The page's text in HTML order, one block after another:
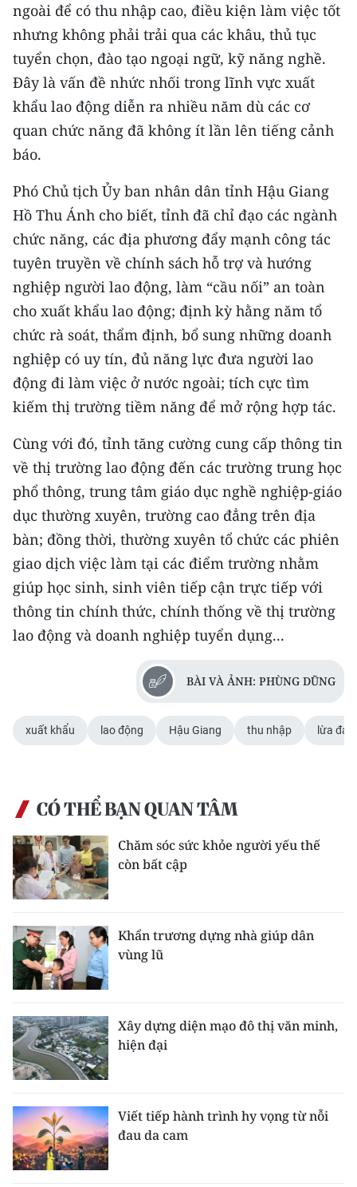
ngoài để có thu nhập cao, điều kiện làm việc tốt
nhưng không phải trải qua các khâu, thủ tục
tuyển chọn, đào tạo ngoại ngữ, kỹ năng nghề.
Đây là vấn đề nhức nhối trong lĩnh vực xuất
khẩu lao động diễn ra nhiều năm dù các cơ
quan chức năng đã không ít lần lên tiếng cảnh
báo.
Phó Chủ tịch Ủy ban nhân dân tỉnh Hậu Giang
Hồ Thu Ánh cho biết, tỉnh đã chỉ đạo các ngành
chức năng, các địa phương đẩy mạnh công tác
tuyên truyền về chính sách hỗ trợ và hướng
nghiệp người lao động, làm “cầu nối” an toàn
cho xuất khẩu lao động; định kỳ hằng năm tổ
chức rà soát, thẩm định, bổ sung những doanh
nghiệp có uy tín, đủ năng lực đưa người lao
động đi làm việc ở nước ngoài; tích cực tìm
kiếm thị trường tiềm năng để mở rộng hợp tác.
Cùng với đó, tỉnh tăng cường cung cấp thông tin
về thị trường lao động đến các trường trung học
phổ thông, trung tâm giáo dục nghề nghiệp-giáo
dục thường xuyên, trường cao đẳng trên địa
bàn; đồng thời, thường xuyên tổ chức các phiên
giao dịch việc làm tại các điểm trường nhằm
giúp học sinh, sinh viên tiếp cận trực tiếp với
thông tin chính thức, chính thống về thị trường
lao động và doanh nghiệp tuyển dụng...
BÀI VÀ ẢNH: PHÙNG DŨNG
xuất khẩu lao động Hậu Giang thu nhập lừa đảo
CÓ THỂ BẠN QUAN TÂM
Chăm sóc sức khỏe người yếu thế
còn bất cập
Khẩn trương dựng nhà giúp dân
vùng lũ
Xây dựng diện mạo đô thị văn minh,
hiện đại
Viết tiếp hành trình hy vọng từ nỗi
đau da cam